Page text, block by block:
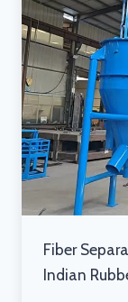
Fiber
Indian